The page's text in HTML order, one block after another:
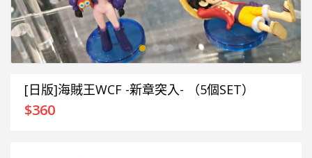
[日版]海賊王WCF -新章突入- （5個SET）
$360